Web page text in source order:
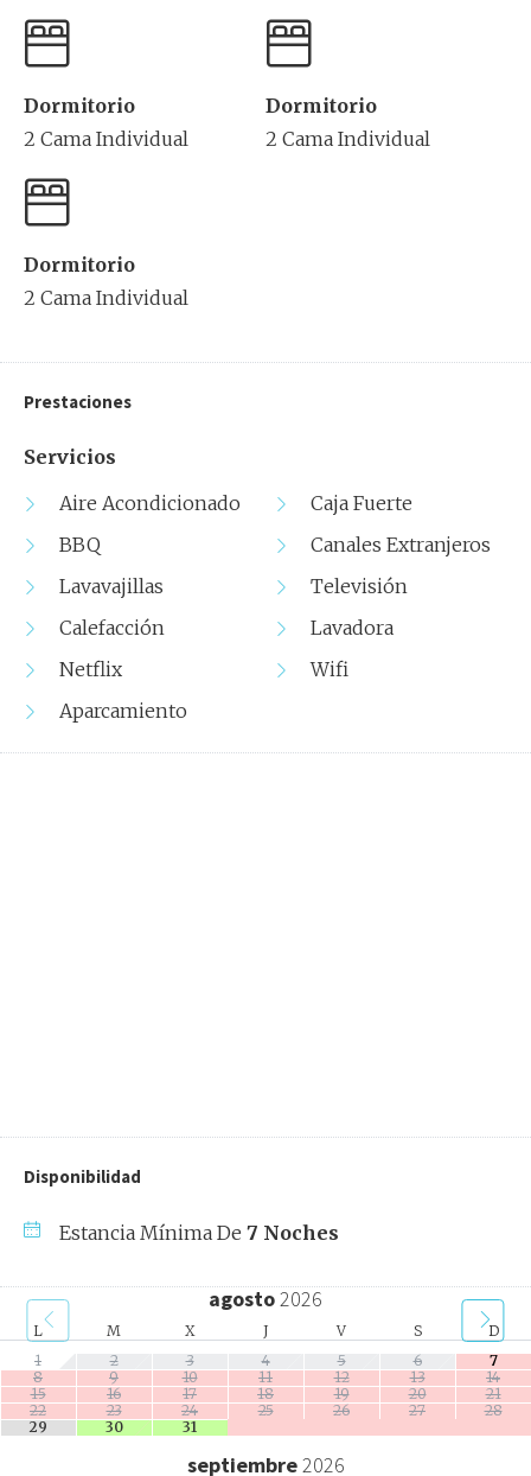
Dormitorio
2 Cama Individual
Dormitorio
2 Cama Individual
Dormitorio
2 Cama Individual
Prestaciones
Servicios
Aire Acondicionado
BBQ
Lavavajillas
Calefacción
Netflix
Aparcamiento
Caja Fuerte
Canales Extranjeros
Televisión
Lavadora
Wifi
Disponibilidad
Estancia Mínima De 7 Noches
agosto2026
L M X J V S
D
1
2 3 4 5 6
7
8
9 10 11 12 13
14
15
16 17 18 19 20
21
22
23 24 25 26 27
28
29
30 31
septiembre2026